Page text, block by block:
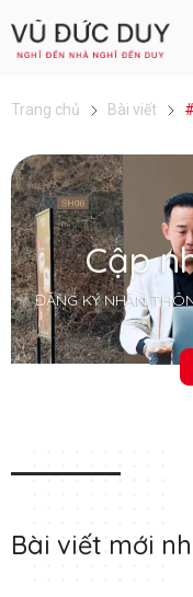
Trang chủ Bài viết
Cập
ĐĂNG KÝ NHẬN
Bài viết mới